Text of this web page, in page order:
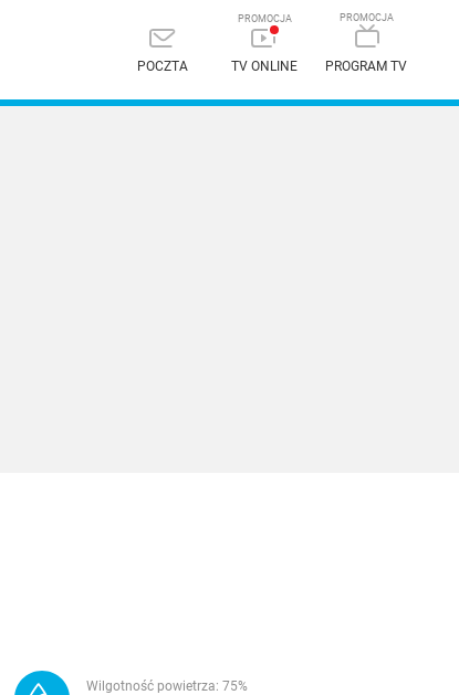
POCZTA TV ONLINE PROGRAM TV
Wilgotność powietrza: 75%